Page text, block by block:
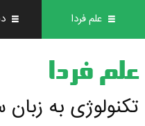
علم فردا
علم فردا
تکنولوژی به زبان